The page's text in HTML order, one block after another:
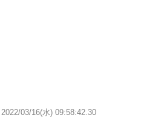
2022/03/16(水) 09:58:42.30